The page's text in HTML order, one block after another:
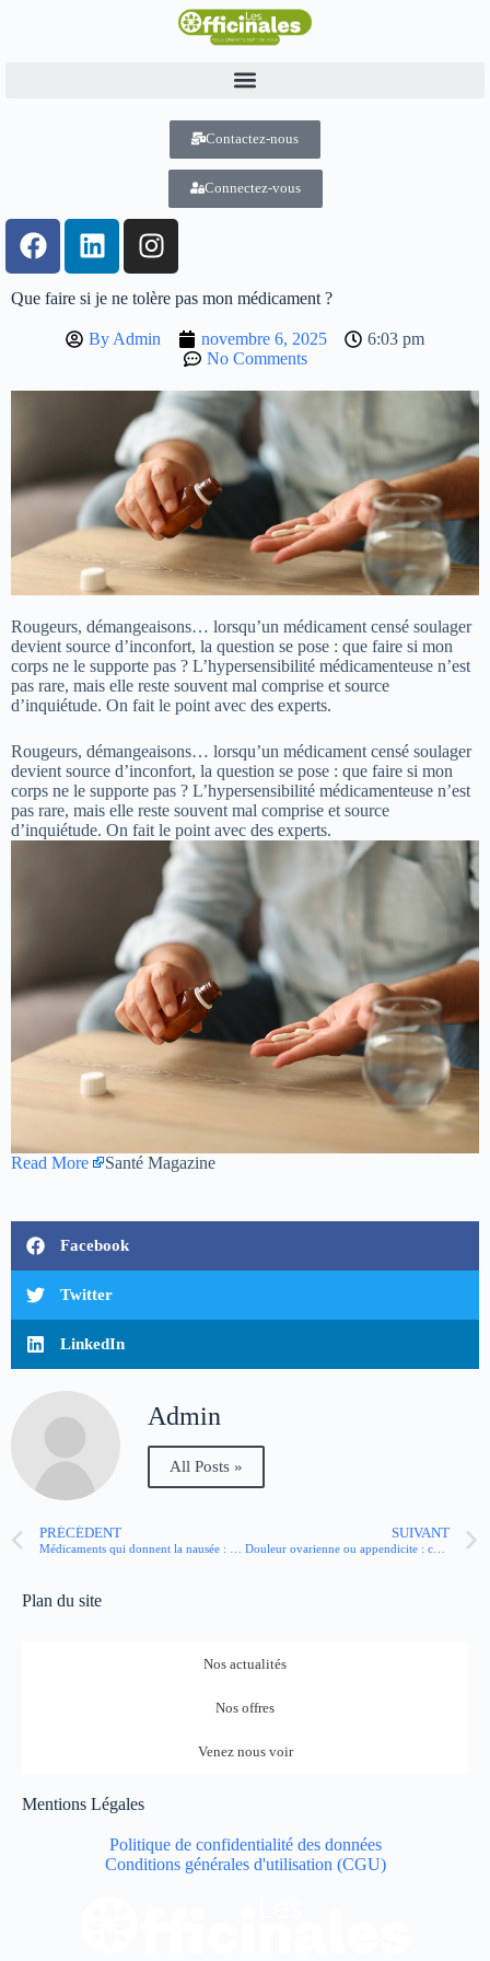
Contactez-nous
Connectez-vous
Que faire si je ne tolère pas mon médicament ?
By Admin novembre 6, 2025
6:03 pm
No Comments
Rougeurs, démangeaisons… lorsqu’un médicament censé soulager
devient source d’inconfort, la question se pose : que faire si mon
corps ne le supporte pas ? L’hypersensibilité médicamenteuse n’est
pas rare, mais elle reste souvent mal comprise et source
d’inquiétude. On fait le point avec des experts.
Rougeurs, démangeaisons… lorsqu’un médicament censé soulager
devient source d’inconfort, la question se pose : que faire si mon
corps ne le supporte pas ? L’hypersensibilité médicamenteuse n’est
pas rare, mais elle reste souvent mal comprise et source
d’inquiétude. On fait le point avec des experts.
Read More Santé Magazine
Facebook
Twitter
LinkedIn
Admin
All Posts »
PRÉCÉDENT SUIVANT
Douleur ovarienne ou appendicite : comment les différencier et réagir ?
Plan du site
Nos actualités
Nos offres
Venez nous voir
Mentions Légales
Politique de confidentialité des données
Conditions générales d'utilisation (CGU)